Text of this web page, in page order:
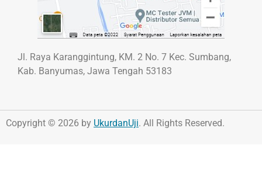
Jl. Raya Karanggintung, KM. 2 No. 7 Kec. Sumbang,
Kab. Banyumas, Jawa Tengah 53183
Copyright © 2026 by UkurdanUji. All Rights Reserved.